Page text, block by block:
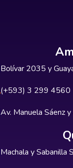
Bolívar 2035 y
(+593) 3 299 4560
Av. Manuela Sáenz
Machala y Sabanilla